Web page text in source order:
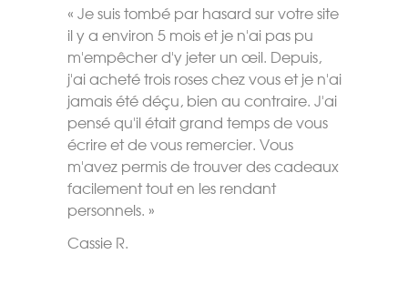
« Je suis tombé par hasard sur votre site
il y a environ 5 mois et je n'ai pas pu
m'empêcher d'y jeter un œil. Depuis,
j'ai acheté trois roses chez vous et je n'ai
jamais été déçu, bien au contraire. J'ai
pensé qu'il était grand temps de vous
écrire et de vous remercier. Vous
m'avez permis de trouver des cadeaux
facilement tout en les rendant
personnels. »
Cassie R.